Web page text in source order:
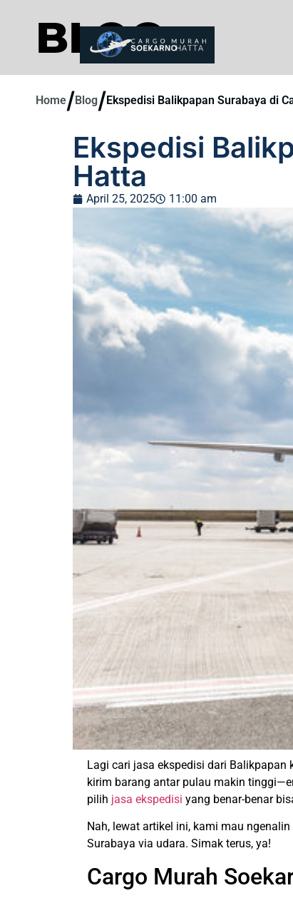
BLOG
Home/Blog/Ekspedisi Balikpapan Surabaya di
Ekspedisi
Hatta
April 25, 2025 11:00 am
Lagi cari jasa ekspedisi dari Balikpapan
kirim barang antar pulau makin
pilih jasa ekspedisi yang benar-benar
Nah, lewat artikel ini, kami mau
Surabaya via udara. Simak terus, ya!
Cargo Murah